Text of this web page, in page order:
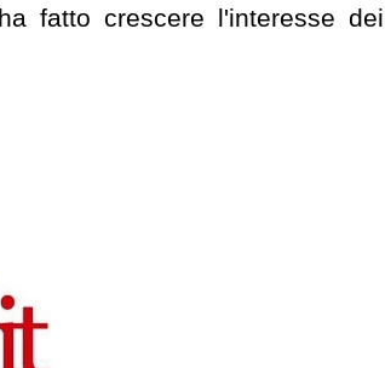
fatto crescere l'interesse dei